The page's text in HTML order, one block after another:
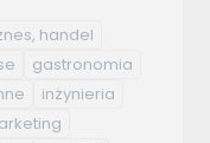
handel
gastronomia
inżynieria